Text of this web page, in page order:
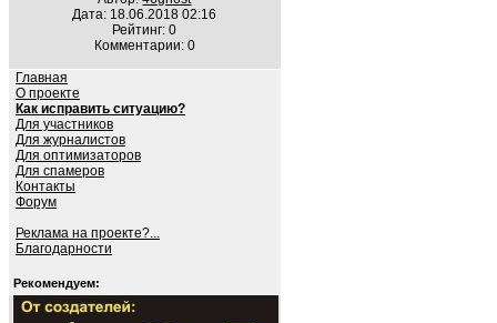
Дата: 18.06.2018 02:16
Рейтинг: 0
Комментарии: 0
Главная
О проекте
Как исправить ситуацию?
Для участников
Для журналистов
Для оптимизаторов
Для спамеров
Контакты
Форум
Реклама на проекте?...
Благодарности
Рекомендуем: